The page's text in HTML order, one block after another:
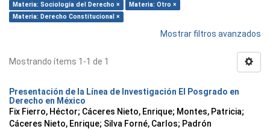
Materia: Sociología del Derecho ×
Materia: Otro ×
Materia: Derecho Constitucional ×
Mostrar filtros avanzados
Mostrando ítems 1-1 de 1
Presentación de la Línea de Investigación El Posgrado en
Derecho en México
Fix Fierro, Héctor; Cáceres Nieto, Enrique; Montes, Patricia;
Cáceres Nieto, Enrique; Silva Forné, Carlos; Padrón